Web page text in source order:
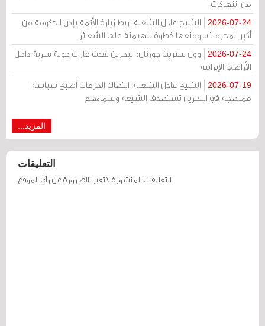
من انتهاكات
2026-07-24
الشيخ عادل الشعلة: ربط زيارة الأئمة بإذن الحكومة من
أكبر المحرمات.. ومنعها خطوة للهيمنة على الشعائر
2026-07-24
وول ستريت جورنال: البحرين نفذت غارات جوية سرية داخل
الأراضي الإيرانية
2026-07-19
الشيخ عادل الشعلة: انتهاك الحرمات أصبح سياسة
ممنهجة في البحرين تستهدف الشيعة وعلماءهم
المزيد...
التعليقات
التعليقات المنشورة لا تعبر بالضرورة عن رأي الموقع